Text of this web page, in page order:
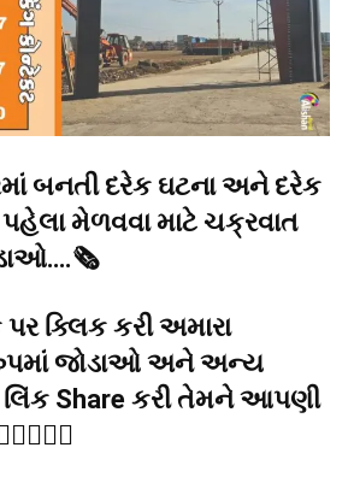
બનતી દરેક ઘટના અને દરેક
પહેલા મેળવવા માટે ચક્રવાત
પર ક્લિક કરી અમારા
જોડાઓ અને અન્ય
Share કરી તેમને આપણી